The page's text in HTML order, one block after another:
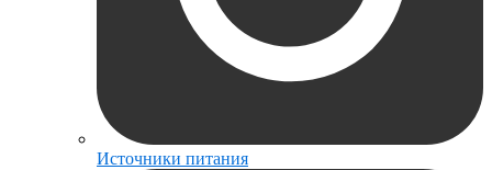
Источники питания